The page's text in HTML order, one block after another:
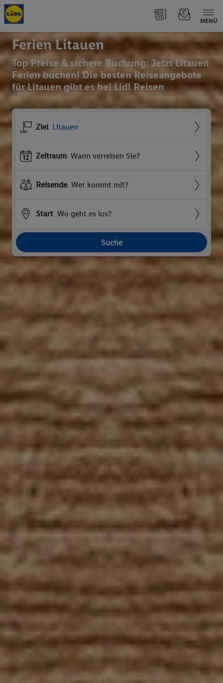
MENÜ
Ferien Litauen
Top Preise & sichere Buchung: Jetzt Litauen
Ferien buchen! Die besten Reiseangebote
für Litauen gibt es bei Lidl Reisen
Ziel Litauen
Zeitraum Wann verreisen Sie?
Reisende Wer kommt mit?
Start Wo geht es los?
Suche